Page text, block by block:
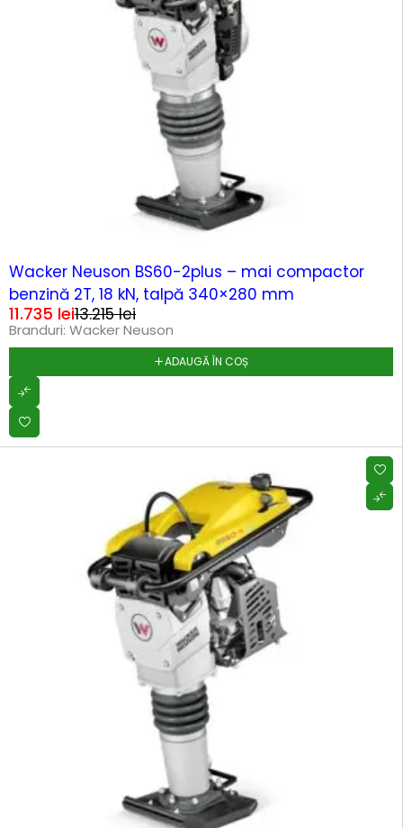
Wacker Neuson BS60-2plus – mai compactor
benzină 2T, 18 kN, talpă 340×280 mm
13.215lei
11.735 lei
Branduri: Wacker Neuson
ADAUGĂ ÎN COȘ